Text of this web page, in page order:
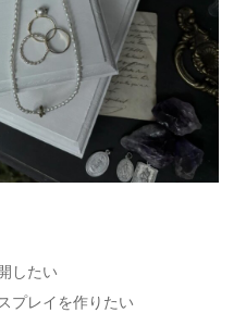
したい
プレイを作りたい